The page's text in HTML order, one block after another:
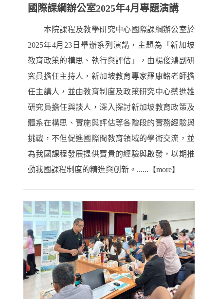
國際課綱辦公室2025年4月專題演講
本院課程及教學研究中心國際課綱辦公室於
2025年4月23日舉辦系列演講，主題為「新加坡
教育政策的構思、執行與評估」，由楊俊鴻副研
究員擔任主持人，新加坡教育專家羅康銘老師擔
任主講人，並由教育制度及政策研究中心蔡進雄
研究員擔任與談人，深入探討新加坡教育政策及
體系在構思、實施與評估等各階段的實務經驗與
挑戰，不但促進國際間教育領域的學術交流，並
為我國課程發展提供寶貴的經驗與啟發，以期推
動我國課程制度的精進與創新。......【more】